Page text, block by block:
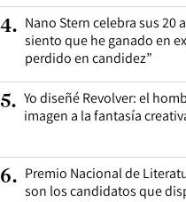
4. Nano Stern celebra sus 20
siento que he ganado en
perdido en candidez”
5. Yo diseñé Revolver: el
imagen a la fantasía
6. Premio Nacional de
son los candidatos que